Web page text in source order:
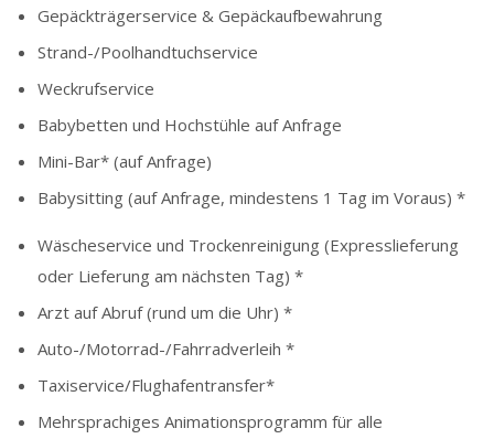
Gepäckträgerservice & Gepäckaufbewahrung
Strand-/Poolhandtuchservice
Weckrufservice
Babybetten und Hochstühle auf Anfrage
Mini-Bar* (auf Anfrage)
Babysitting (auf Anfrage, mindestens 1 Tag im Voraus) *
Wäscheservice und Trockenreinigung (Expresslieferung
oder Lieferung am nächsten Tag) *
Arzt auf Abruf (rund um die Uhr) *
Auto-/Motorrad-/Fahrradverleih *
Taxiservice/Flughafentransfer*
Mehrsprachiges Animationsprogramm für alle